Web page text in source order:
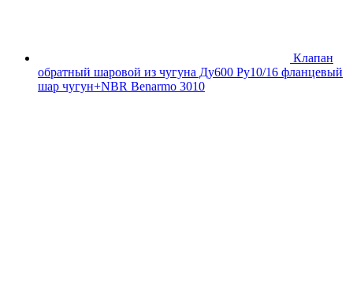
Клапан
обратный шаровой из чугуна Ду600 Ру10/16 фланцевый
шар чугун+NBR Benarmo 3010